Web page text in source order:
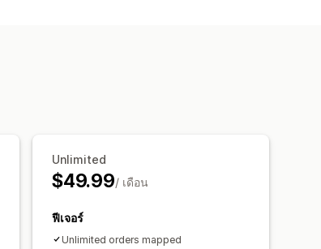
Unlimited
$49.99/ เดือน
ฟีเจอร์
Unlimited orders mapped